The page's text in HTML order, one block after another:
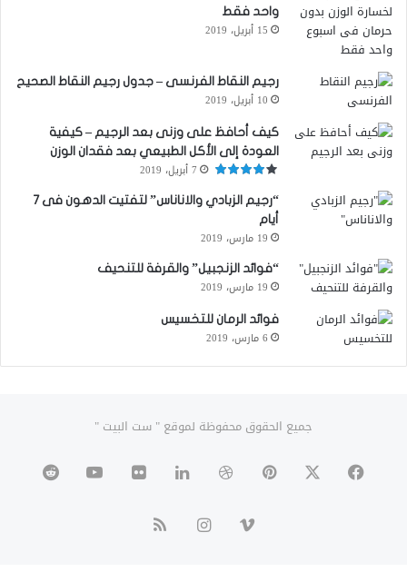
واحد فقط
15 أبريل، 2019
رجيم النقاط الفرنسى – جدول رجيم النقاط الصحيح
10 أبريل، 2019
كيف أحافظ على وزنى بعد الرجيم – كيفية
العودة إلى الأكل الطبيعي بعد فقدان الوزن
7 أبريل، 2019
“رجيم الزبادي والاناناس” لتفتيت الدهون فى 7
أيام
19 مارس، 2019
“فوائد الزنجبيل” والقرفة للتنحيف
19 مارس، 2019
فوائد الرمان للتخسيس
6 مارس، 2019
جميع الحقوق محفوظة لموقع " ست البيت "
فيسبوك بينتيريستدريبل لينكدإن ‫YouTube
ڤميو
انستقرام